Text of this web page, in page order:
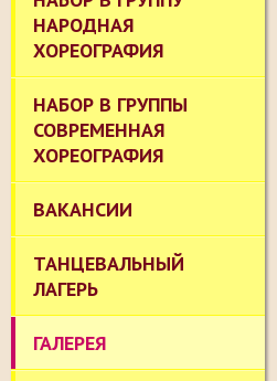
НАРОДНАЯ
ХОРЕОГРАФИЯ
НАБОР В ГРУППЫ
СОВРЕМЕННАЯ
ХОРЕОГРАФИЯ
ВАКАНСИИ
ТАНЦЕВАЛЬНЫЙ
ЛАГЕРЬ
ГАЛЕРЕЯ